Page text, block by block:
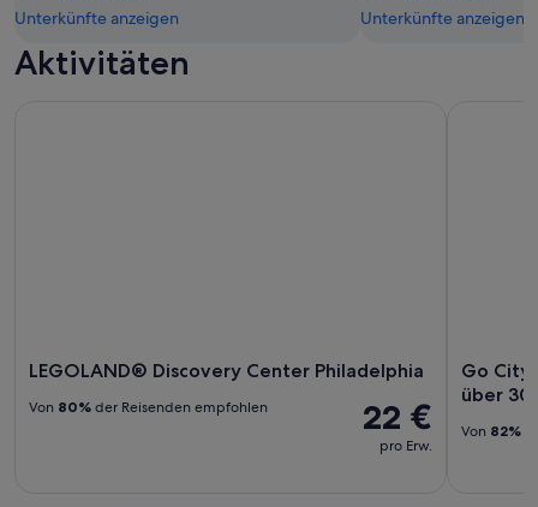
Unterkünfte anzeigen
Unterkünfte anzeigen
Aktivitäten
LEGOLAND® Discovery Center Philadelphia
22 €
pro Erw.
Von 80% der Reisenden empfohlen
Go
über
Von 82%